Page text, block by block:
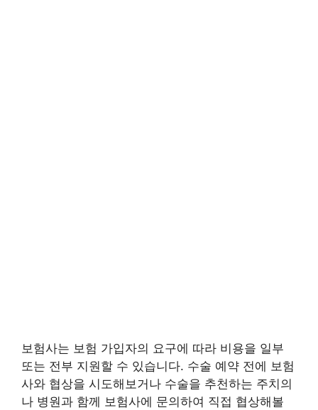
보험사는 보험 가입자의 요구에 따라 비용을 일부
또는 전부 지원할 수 있습니다. 수술 예약 전에 보험
사와 협상을 시도해보거나 수술을 추천하는 주치의
나 병원과 함께 보험사에 문의하여 직접 협상해볼